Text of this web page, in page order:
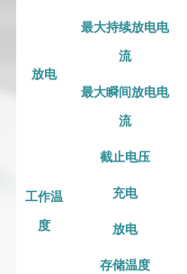
放电
最大持续放电电
流
最大瞬间放电电
流
截止电压
工作温
度
充电
放电
存储温度